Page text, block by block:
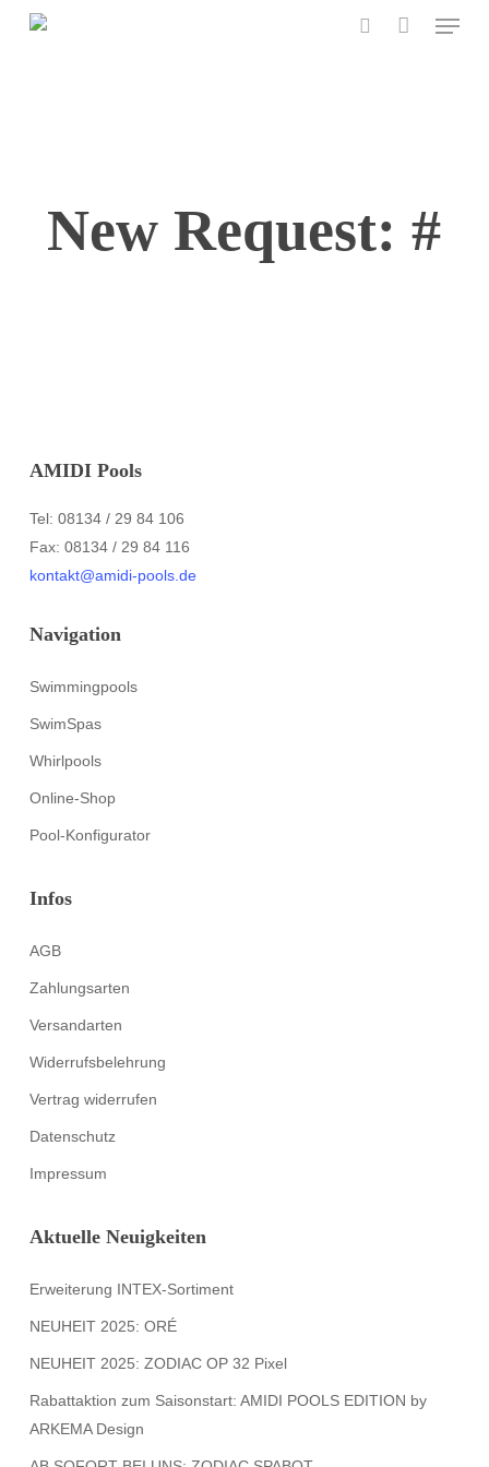
Menu
New Request: #
AMIDI Pools
Tel: 08134 / 29 84 106
Fax: 08134 / 29 84 116
kontakt@amidi-pools.de
Navigation
Swimmingpools
SwimSpas
Whirlpools
Online-Shop
Pool-Konfigurator
Infos
AGB
Zahlungsarten
Versandarten
Widerrufsbelehrung
Vertrag widerrufen
Datenschutz
Impressum
Aktuelle Neuigkeiten
Erweiterung INTEX-Sortiment
NEUHEIT 2025: ORÉ
NEUHEIT 2025: ZODIAC OP 32 Pixel
Rabattaktion zum Saisonstart: AMIDI POOLS EDITION by
ARKEMA Design